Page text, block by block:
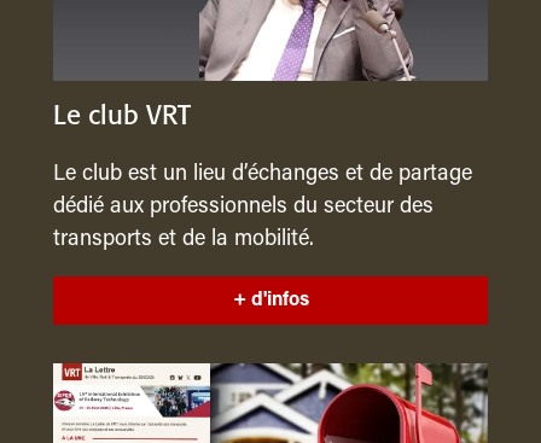
Le club VRT
Le club est un lieu d’échanges et de partage
dédié aux professionnels du secteur des
transports et de la mobilité.
+ d'infos